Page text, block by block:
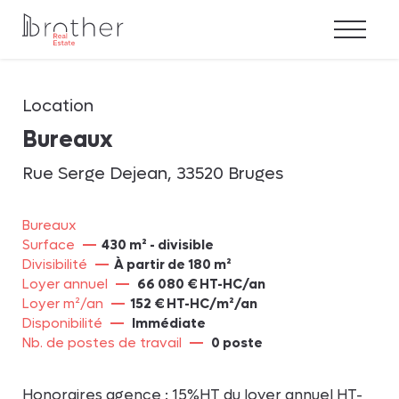
Location
Investissement
Notre métier
Notre accompagnement
L’équipe
Location
Bureaux
Rue Serge Dejean, 33520 Bruges
Bureaux
Surface
430 m² - divisible
Divisibilité
À partir de 180 m²
Loyer annuel
66 080 € HT-HC/an
Loyer m²/an
152 € HT-HC/m²/an
Disponibilité
Immédiate
Nb. de postes de travail
0 poste